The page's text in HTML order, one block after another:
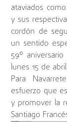
ataviados
y sus
cordón de
un sentido
59º
lunes 15 de
Para
esfuerzo que
y promover la
Santiago